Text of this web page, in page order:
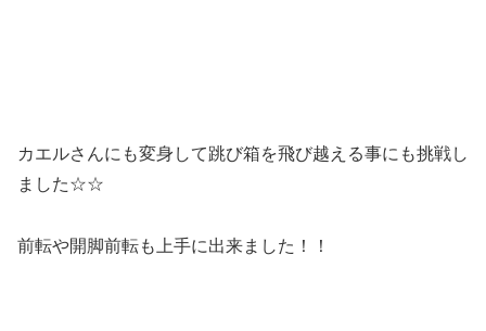
カエルさんにも変身して跳び箱を飛び越える事にも挑戦し
ました☆☆
前転や開脚前転も上手に出来ました！！